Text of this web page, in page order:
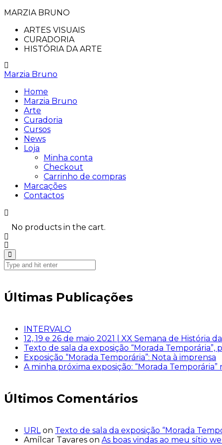
MARZIA BRUNO
ARTES VISUAIS
CURADORIA
HISTÓRIA DA ARTE
Marzia Bruno
Home
Marzia Bruno
Arte
Curadoria
Cursos
News
Loja
Minha conta
Checkout
Carrinho de compras
Marcações
Contactos
No products in the cart.
Últimas Publicações
INTERVALO
12, 19 e 26 de maio 2021 | XX Semana de História
Texto de sala da exposição “Morada Temporária”,
Exposição “Morada Temporária”: Nota à imprensa
A minha próxima exposição: “Morada
Últimos Comentários
URLon Texto de sala da exposição “Morada
Amílcar Tavares on As boas vindas ao meu sítio